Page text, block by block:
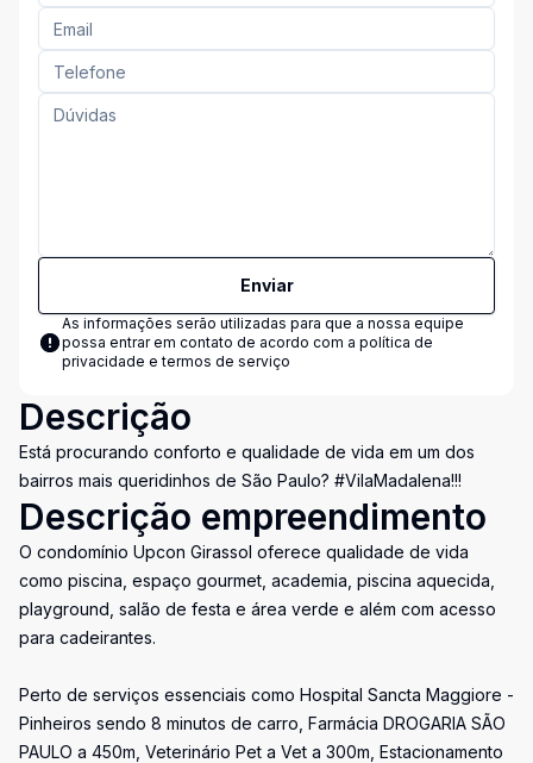
Enviar
As informações serão utilizadas para que a nossa equipe
possa entrar em contato de acordo com a política de
privacidade e termos de serviço
Descrição
Está procurando conforto e qualidade de vida em um dos
bairros mais queridinhos de São Paulo? #VilaMadalena!!!
Descrição empreendimento
O condomínio Upcon Girassol oferece qualidade de vida
como piscina, espaço gourmet, academia, piscina aquecida,
playground, salão de festa e área verde e além com acesso
para cadeirantes.
Perto de serviços essenciais como Hospital Sancta Maggiore -
Pinheiros sendo 8 minutos de carro, Farmácia DROGARIA SÃO
PAULO a 450m, Veterinário Pet a Vet a 300m, Estacionamento